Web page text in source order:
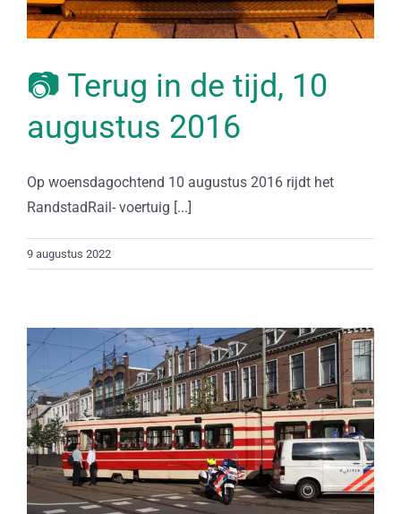
📷 Terug in de tijd, 10
augustus 2016
Op woensdagochtend 10 augustus 2016 rijdt het
RandstadRail- voertuig [...]
9 augustus 2022